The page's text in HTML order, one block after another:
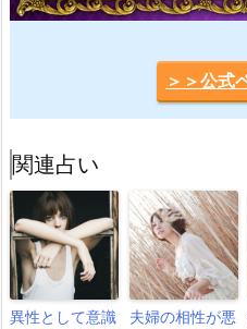
＞＞公式
関連占い
異性として意識
夫婦の相性が悪